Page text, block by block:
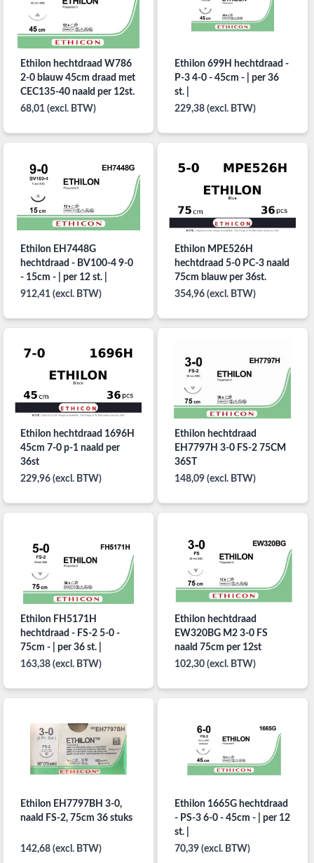
Ethilon hechtdraad W786
2-0 blauw 45cm draad met
CEC135-40 naald per 12st.
68,01 (excl. BTW)
Ethilon 699H hechtdraad -
P-3 4-0 - 45cm - | per 36
st. |
229,38 (excl. BTW)
Ethilon EH7448G
hechtdraad - BV100-4 9-0
- 15cm - | per 12 st. |
912,41 (excl. BTW)
Ethilon MPE526H
hechtdraad 5-0 PC-3 naald
75cm blauw per 36st.
354,96 (excl. BTW)
Ethilon hechtdraad 1696H
45cm 7-0 p-1 naald per
36st
229,96 (excl. BTW)
Ethilon hechtdraad
EH7797H 3-0 FS-2 75CM
36ST
148,09 (excl. BTW)
Ethilon FH5171H
hechtdraad - FS-2 5-0 -
75cm - | per 36 st. |
163,38 (excl. BTW)
Ethilon hechtdraad
EW320BG M2 3-0 FS
naald 75cm per 12st
102,30 (excl. BTW)
Ethilon EH7797BH 3-0,
naald FS-2, 75cm 36 stuks
142,68 (excl. BTW)
Ethilon 1665G hechtdraad
- PS-3 6-0 - 45cm - | per 12
st. |
70,39 (excl. BTW)